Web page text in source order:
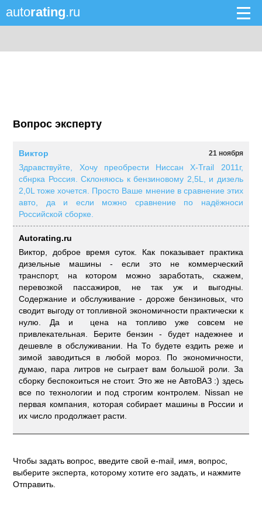
autorating.ru
Вопрос эксперту
21 ноября
Виктор
Здравствуйте, Хочу преобрести Ниссан X-Trail 2011г,
сбнрка Россия. Склоняюсь к бензиновому 2,5L, и дизель
2,0L тоже хочется. Просто Ваше мнение в сравнение этих
авто, да и если можно сравнение по надёжноси
Российской сборке.
Autorating.ru
Виктор, доброе время суток. Как показывает практика
дизельные машины - если это не коммерческий
транспорт, на котором можно заработать, скажем,
перевозкой пассажиров, не так уж и выгодны.
Содержание и обслуживание - дороже бензиновых, что
сводит выгоду от топливной экономичности практически к
нулю. Да и цена на топливо уже совсем не
привлекательная. Берите бензин - будет надежнее и
дешевле в обслуживании. На То будете ездить реже и
зимой заводиться в любой мороз. По экономичности,
думаю, пара литров не сыграет вам большой роли. За
сборку беспокоиться не стоит. Это же не АвтоВАЗ :) здесь
все по технологии и под строгим контролем. Nissan не
первая компания, которая собирает машины в России и
их число продолжает расти.
Чтобы задать вопрос, введите свой e-mail, имя, вопрос,
выберите эксперта, которому хотите его задать, и нажмите
Отправить.